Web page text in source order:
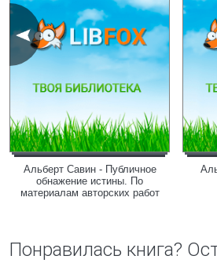
Альберт Савин - Публичное
обнажение истины. По
материалам авторских работ
Понравилась книга?